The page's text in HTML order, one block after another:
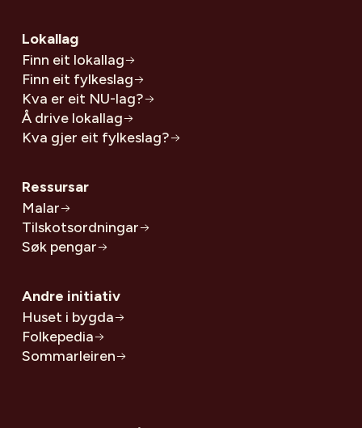
Lokallag
Finn eit lokallag
Finn eit fylkeslag
Kva er eit NU-lag?
Å drive lokallag
Kva gjer eit fylkeslag?
Ressursar
Malar
Tilskotsordningar
Søk pengar
Andre initiativ
Huset i bygda
Folkepedia
Sommarleiren